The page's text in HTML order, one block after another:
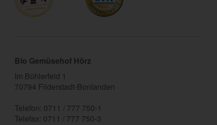
Bio Gemüsehof Hörz
Im Bühlerfeld 1
70794 Filderstadt-Bonlanden
Telefon: 0711 / 777 750-1
Telefax: 0711 / 777 750-3